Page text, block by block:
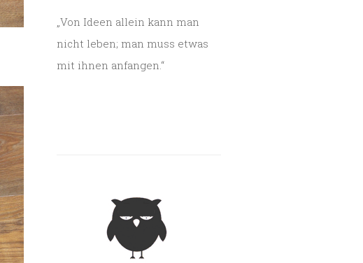
„Von Ideen allein kann man
nicht leben; man muss etwas
mit ihnen anfangen.“